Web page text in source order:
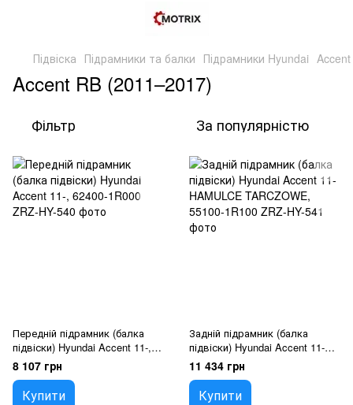
Підвіска Підрамники та балки Підрамники Hyundai Accent
Accent RB (2011–2017)
Фільтр За популярністю
Передній підрамник (балка
підвіски) Hyundai Accent 11-,
62400-1R000
8 107 грн
Купити
Задній підрамник (балка
підвіски) Hyundai Accent 11-
HAMULCE TARCZOWE, 55100-
1R100
11 434 грн
Купити